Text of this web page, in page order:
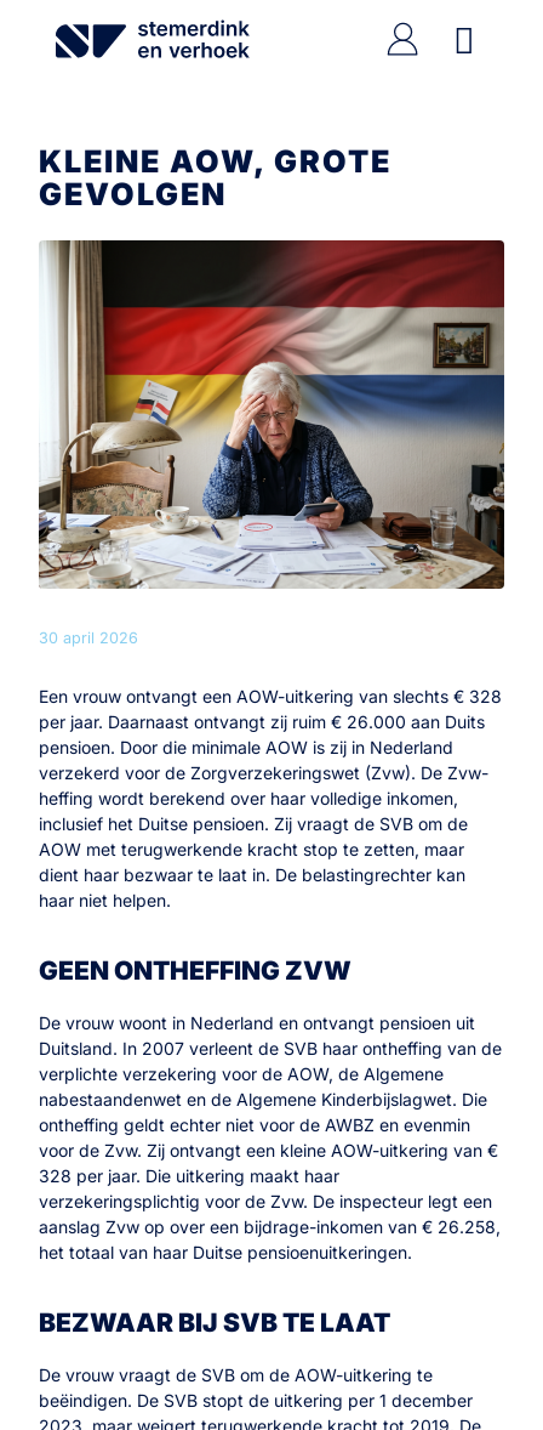
KLEINE AOW, GROTE
GEVOLGEN
30 april 2026
Een vrouw ontvangt een AOW-uitkering van slechts € 328
per jaar. Daarnaast ontvangt zij ruim € 26.000 aan Duits
pensioen. Door die minimale AOW is zij in Nederland
verzekerd voor de Zorgverzekeringswet (Zvw). De Zvw-
heffing wordt berekend over haar volledige inkomen,
inclusief het Duitse pensioen. Zij vraagt de SVB om de
AOW met terugwerkende kracht stop te zetten, maar
dient haar bezwaar te laat in. De belastingrechter kan
haar niet helpen.
GEEN ONTHEFFING ZVW
De vrouw woont in Nederland en ontvangt pensioen uit
Duitsland. In 2007 verleent de SVB haar ontheffing van de
verplichte verzekering voor de AOW, de Algemene
nabestaandenwet en de Algemene Kinderbijslagwet. Die
ontheffing geldt echter niet voor de AWBZ en evenmin
voor de Zvw. Zij ontvangt een kleine AOW-uitkering van €
328 per jaar. Die uitkering maakt haar
verzekeringsplichtig voor de Zvw. De inspecteur legt een
aanslag Zvw op over een bijdrage-inkomen van € 26.258,
het totaal van haar Duitse pensioenuitkeringen.
BEZWAAR BIJ SVB TE LAAT
De vrouw vraagt de SVB om de AOW-uitkering te
beëindigen. De SVB stopt de uitkering per 1 december
2023, maar weigert terugwerkende kracht tot 2019. De